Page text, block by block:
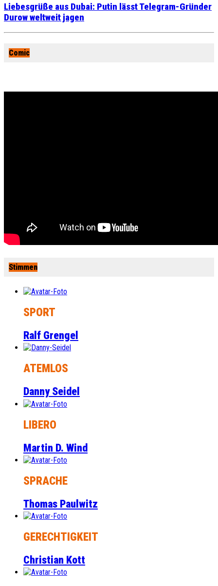
Liebesgrüße aus Dubai: Putin lässt Telegram-Gründer
Durow weltweit jagen
Comic
Stimmen
SPORT
Ralf Grengel
ATEMLOS
Danny Seidel
LIBERO
Martin D. Wind
SPRACHE
Thomas Paulwitz
GERECHTIGKEIT
Christian Kott